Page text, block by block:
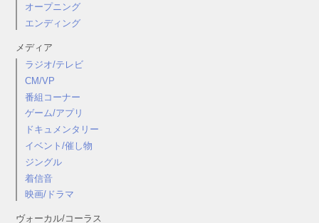
オープニング
エンディング
メディア
ラジオ/テレビ
CM/VP
番組コーナー
ゲーム/アプリ
ドキュメンタリー
イベント/催し物
ジングル
着信音
映画/ドラマ
ヴォーカル/コーラス